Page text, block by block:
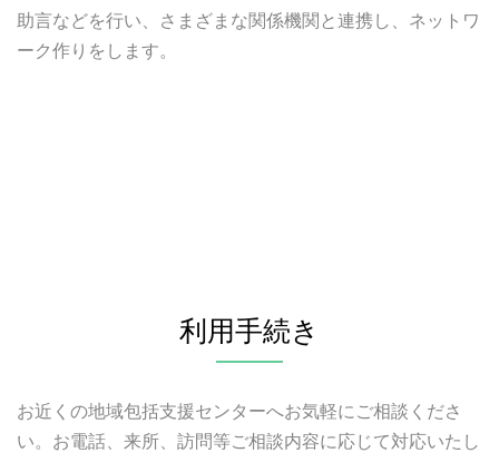
助言などを行い、さまざまな関係機関と連携し、ネットワ
ーク作りをします。
利用手続き
お近くの地域包括支援センターへお気軽にご相談くださ
い。お電話、来所、訪問等ご相談内容に応じて対応いたし